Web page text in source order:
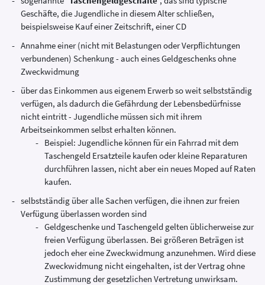
Geschäfte, die Jugendliche in diesem Alter schließen,
beispielsweise Kauf einer Zeitschrift, einer CD
Annahme einer (nicht mit Belastungen oder Verpflichtungen
verbundenen) Schenkung - auch eines Geldgeschenks ohne
Zweckwidmung
über das Einkommen aus eigenem Erwerb so weit selbstständig
verfügen, als dadurch die Gefährdung der Lebensbedürfnisse
nicht eintritt - Jugendliche müssen sich mit ihrem
Arbeitseinkommen selbst erhalten können.
Beispiel: Jugendliche können für ein Fahrrad mit dem
Taschengeld Ersatzteile kaufen oder kleine Reparaturen
durchführen lassen, nicht aber ein neues Moped auf Raten
kaufen.
selbstständig über alle Sachen verfügen, die ihnen zur freien
Verfügung überlassen worden sind
Geldgeschenke und Taschengeld gelten üblicherweise zur
freien Verfügung überlassen. Bei größeren Beträgen ist
jedoch eher eine Zweckwidmung anzunehmen. Wird diese
Zweckwidmung nicht eingehalten, ist der Vertrag ohne
Zustimmung der gesetzlichen Vertretung unwirksam.